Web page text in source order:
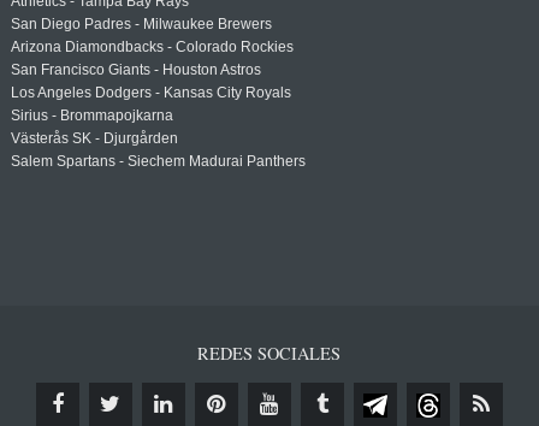
San Diego Padres - Milwaukee Brewers
Arizona Diamondbacks - Colorado Rockies
San Francisco Giants - Houston Astros
Los Angeles Dodgers - Kansas City Royals
Sirius - Brommapojkarna
Västerås SK - Djurgården
Salem Spartans - Siechem Madurai Panthers
REDES SOCIALES